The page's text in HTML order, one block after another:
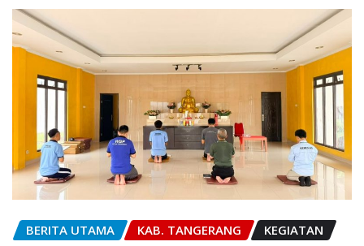
BERITA UTAMA KAB. TANGERANG KEGIATAN